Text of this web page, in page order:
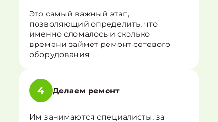
Это самый важный этап,
позволяющий определить, что
именно сломалось и сколько
времени займет ремонт сетевого
оборудования
4 Делаем ремонт
Им занимаются специалисты, за